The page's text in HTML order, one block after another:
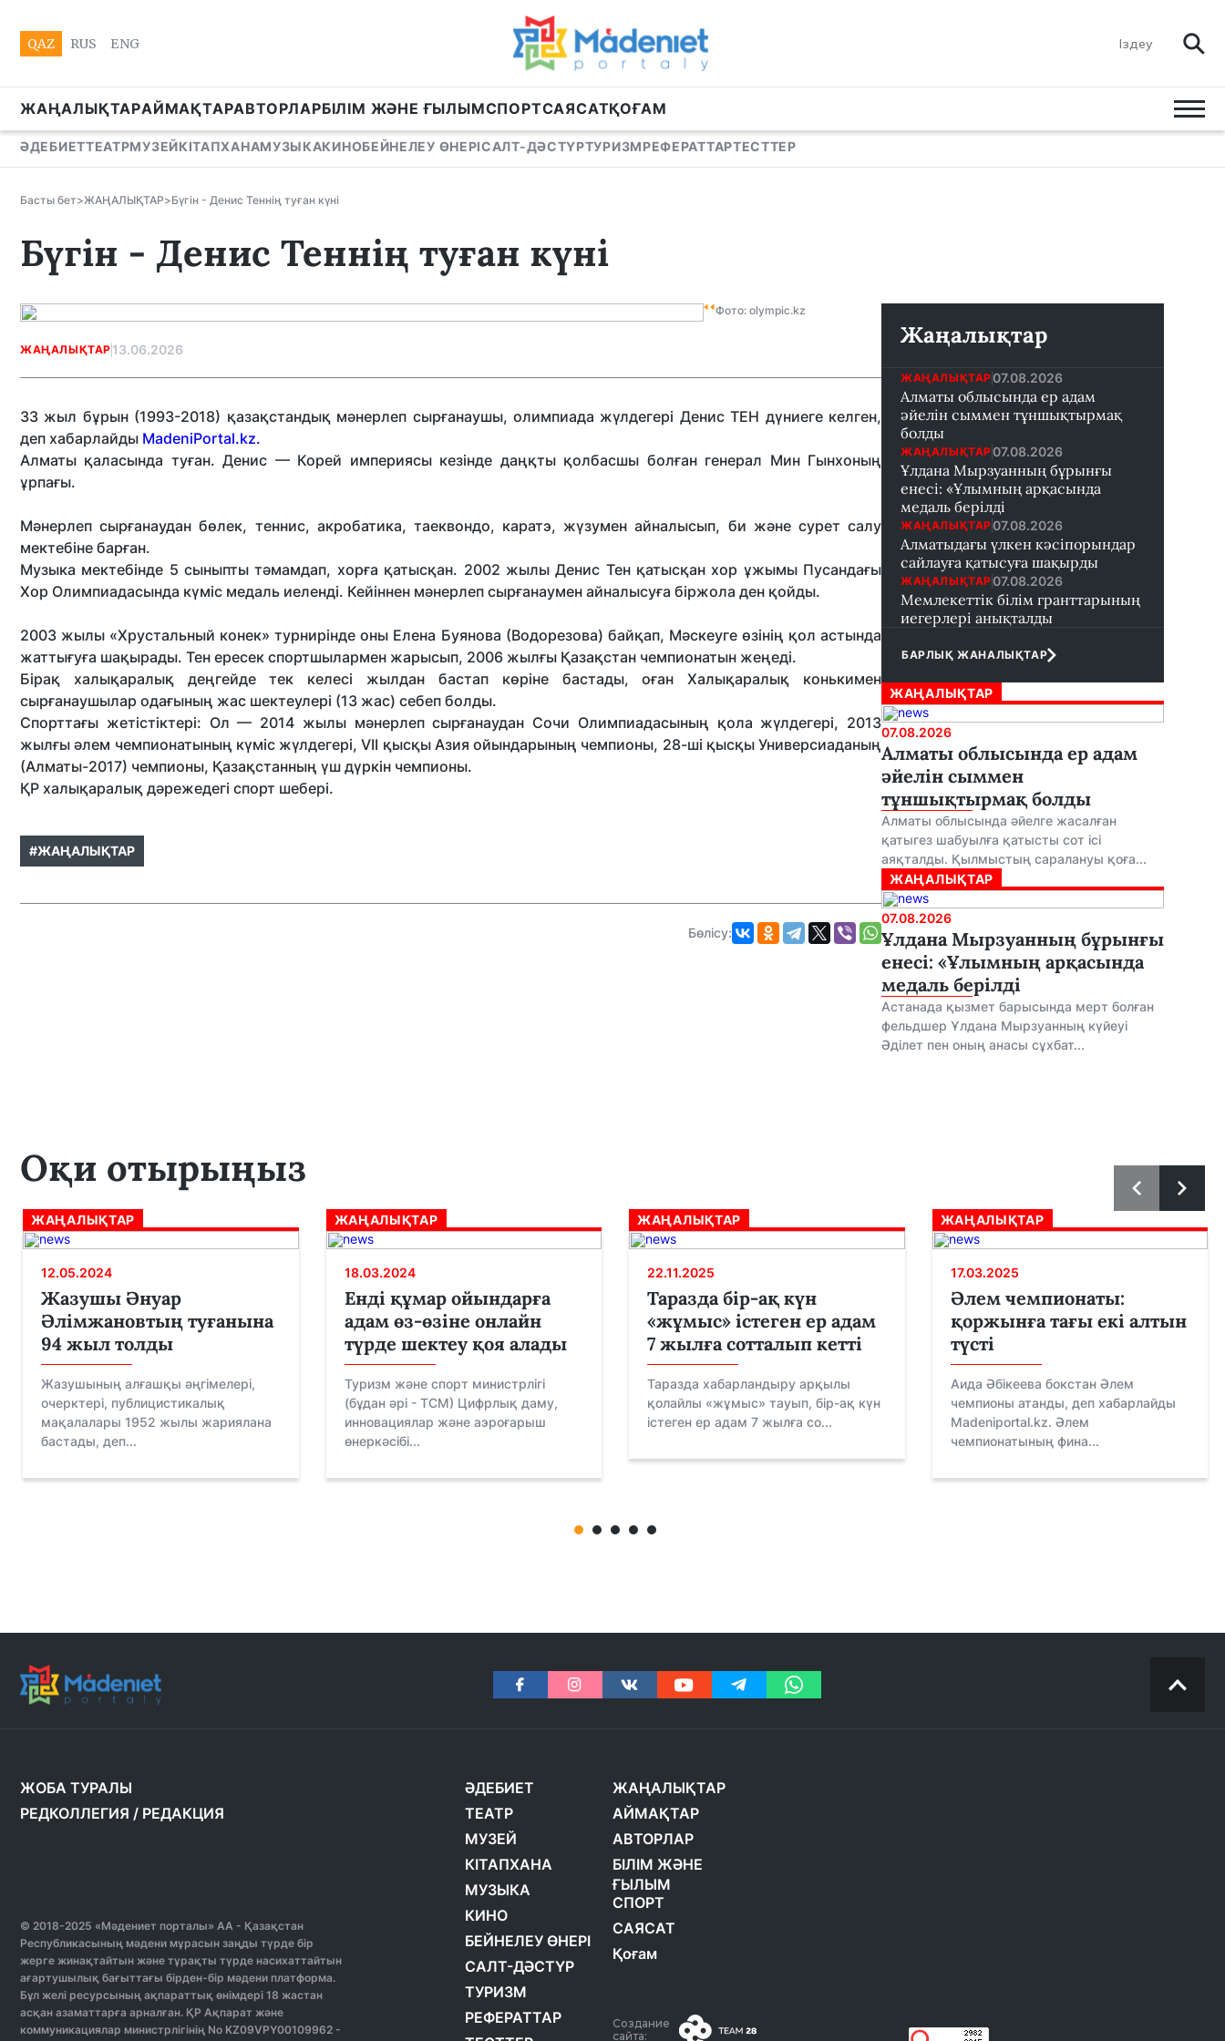
QAZ RUS ENG
ЖАҢАЛЫҚТАРАЙМАҚТАРАВТОРЛАРБІЛІМ ЖӘНЕ ҒЫЛЫМСПОРТСАЯСАТҚОҒАМ
ӘДЕБИЕТТЕАТРМУЗЕЙКІТАПХАНАМУЗЫКАКИНОБЕЙНЕЛЕУ ӨНЕРІСАЛТ-ДӘСТҮРТУРИЗМРЕФЕРАТТАРТЕСТТЕР
Басты бет>ЖАҢАЛЫҚТАР>Бүгін - Денис Теннің туған күні
Бүгін - Денис Теннің туған күні
Фото: olympic.kz
ЖАҢАЛЫҚТАР 13.06.2026
33 жыл бұрын (1993-2018) қазақстандық мәнерлеп сырғанаушы, олимпиада жүлдегері Денис ТЕН дүниеге келген,
деп хабарлайды MadeniPortal.kz.
Алматы қаласында туған. Денис — Корей империясы кезінде даңқты қолбасшы болған генерал Мин Гынхоның
ұрпағы.
Мәнерлеп сырғанаудан бөлек, теннис, акробатика, таеквондо, каратэ, жүзумен айналысып, би және сурет салу
мектебіне барған.
Музыка мектебінде 5 сыныпты тәмамдап, хорға қатысқан. 2002 жылы Денис Тен қатысқан хор ұжымы Пусандағы
Хор Олимпиадасында күміс медаль иеленді. Кейіннен мәнерлеп сырғанаумен айналысуға біржола ден қойды.
2003 жылы «Хрустальный конек» турнирінде оны Елена Буянова (Водорезова) байқап, Мәскеуге өзінің қол астында
жаттығуға шақырады. Тен ересек спортшылармен жарысып, 2006 жылғы Қазақстан чемпионатын жеңеді.
Бірақ халықаралық деңгейде тек келесі жылдан бастап көріне бастады, оған Халықаралық конькимен
сырғанаушылар одағының жас шектеулері (13 жас) себеп болды.
Спорттағы жетістіктері: Ол — 2014 жылы мәнерлеп сырғанаудан Сочи Олимпиадасының қола жүлдегері, 2013
жылғы әлем чемпионатының күміс жүлдегері, VІІ қысқы Азия ойындарының чемпионы, 28-ші қысқы Универсиаданың
(Алматы-2017) чемпионы, Қазақстанның үш дүркін чемпионы.
ҚР халықаралық дәрежедегі спорт шебері.
#ЖАҢАЛЫҚТАР
Бөлісу:
Жаңалықтар
ЖАҢАЛЫҚТАР 07.08.2026
Алматы облысында ер адам
әйелін сыммен тұншықтырмақ
болды
ЖАҢАЛЫҚТАР 07.08.2026
Ұлдана Мырзуанның бұрынғы
енесі: «Ұлымның арқасында
медаль берілді
ЖАҢАЛЫҚТАР 07.08.2026
Алматыдағы үлкен кәсіпорындар
сайлауға қатысуға шақырды
ЖАҢАЛЫҚТАР 07.08.2026
Мемлекеттік білім гранттарының
иегерлері анықталды
БАРЛЫҚ ЖАНАЛЫҚТАР
ЖАҢАЛЫҚТАР
07.08.2026
Алматы облысында ер адам
әйелін сыммен
тұншықтырмақ болды
Алматы облысында әйелге жасалған
қатыгез шабуылға қатысты сот ісі
аяқталды. Қылмыстың саралануы қоға...
ЖАҢАЛЫҚТАР
07.08.2026
Ұлдана Мырзуанның бұрынғы
енесі: «Ұлымның арқасында
медаль берілді
Астанада қызмет барысында мерт болған
фельдшер Ұлдана Мырзуанның күйеуі
Әділет пен оның анасы сұхбат...
Оқи отырыңыз
ЖАҢАЛЫҚТАР
12.05.2024
Жазушы Әнуар
Әлімжановтың туғанына
94 жыл толды
Жазушының алғашқы әңгімелері,
очерктері, публицистикалық
мақалалары 1952 жылы жариялана
бастады, деп...
ЖАҢАЛЫҚТАР
18.03.2024
Енді құмар ойындарға
адам өз-өзіне онлайн
түрде шектеу қоя алады
Туризм және спорт министрлігі
(бұдан әрі - ТСМ) Цифрлық даму,
инновациялар және аэроғарыш
өнеркәсібі...
ЖАҢАЛЫҚТАР
22.11.2025
Таразда бір-ақ күн
«жұмыс» істеген ер адам
7 жылға сотталып кетті
Таразда хабарландыру арқылы
қолайлы «жұмыс» тауып, бір-ақ күн
істеген ер адам 7 жылға со...
ЖАҢАЛЫҚТАР
17.03.2025
Әлем чемпионаты:
қоржынға тағы екі алтын
түсті
Аида Әбікеева бокстан Әлем
чемпионы атанды, деп хабарлайды
Madeniportal.kz. Әлем
чемпионатының фина...
ЖОБА ТУРАЛЫ
РЕДКОЛЛЕГИЯ / РЕДАКЦИЯ
© 2018-2025 «Мәдениет порталы» АА - Қазақстан
Республикасының мәдени мұрасын заңды түрде бір
жерге жинақтайтын және тұрақты түрде насихаттайтын
ағартушылық бағыттағы бірден-бір мәдени платформа.
Бұл желі ресурсының ақпараттық өнімдері 18 жастан
асқан азаматтарға арналған. ҚР Ақпарат және
коммуникациялар министрлігінің No KZ09VPY00109962 -
ӘДЕБИЕТ
ТЕАТР
МУЗЕЙ
КІТАПХАНА
МУЗЫКА
КИНО
БЕЙНЕЛЕУ ӨНЕРІ
САЛТ-ДӘСТҮР
ТУРИЗМ
РЕФЕРАТТАР
ЖАҢАЛЫҚТАР
АЙМАҚТАР
АВТОРЛАР
БІЛІМ ЖӘНЕ
ҒЫЛЫМ
СПОРТ
САЯСАТ
Қоғам
Создание
сайта: